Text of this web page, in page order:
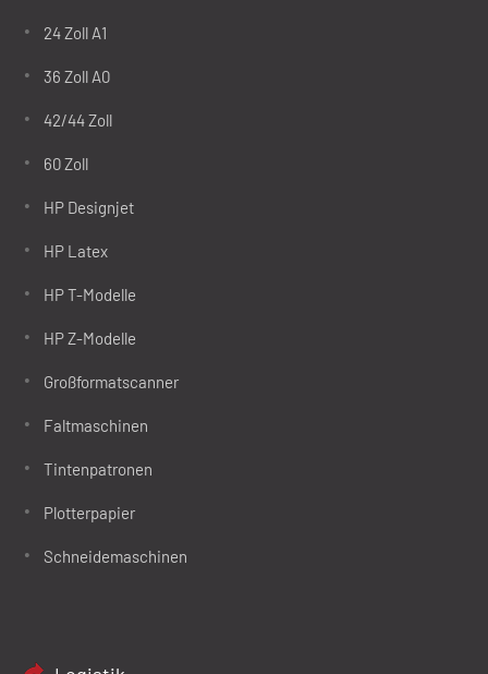
24 Zoll A1
36 Zoll A0
42/44 Zoll
60 Zoll
HP Designjet
HP Latex
HP T-Modelle
HP Z-Modelle
Großformatscanner
Faltmaschinen
Tintenpatronen
Plotterpapier
Schneidemaschinen